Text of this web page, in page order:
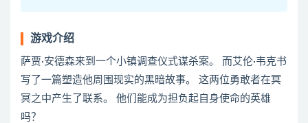
游戏介绍
萨贾·安德森来到一个小镇调查仪式谋杀案。 而艾伦·韦克书
写了一篇塑造他周围现实的黑暗故事。 这两位勇敢者在冥
冥之中产生了联系。 他们能成为担负起自身使命的英雄
吗？